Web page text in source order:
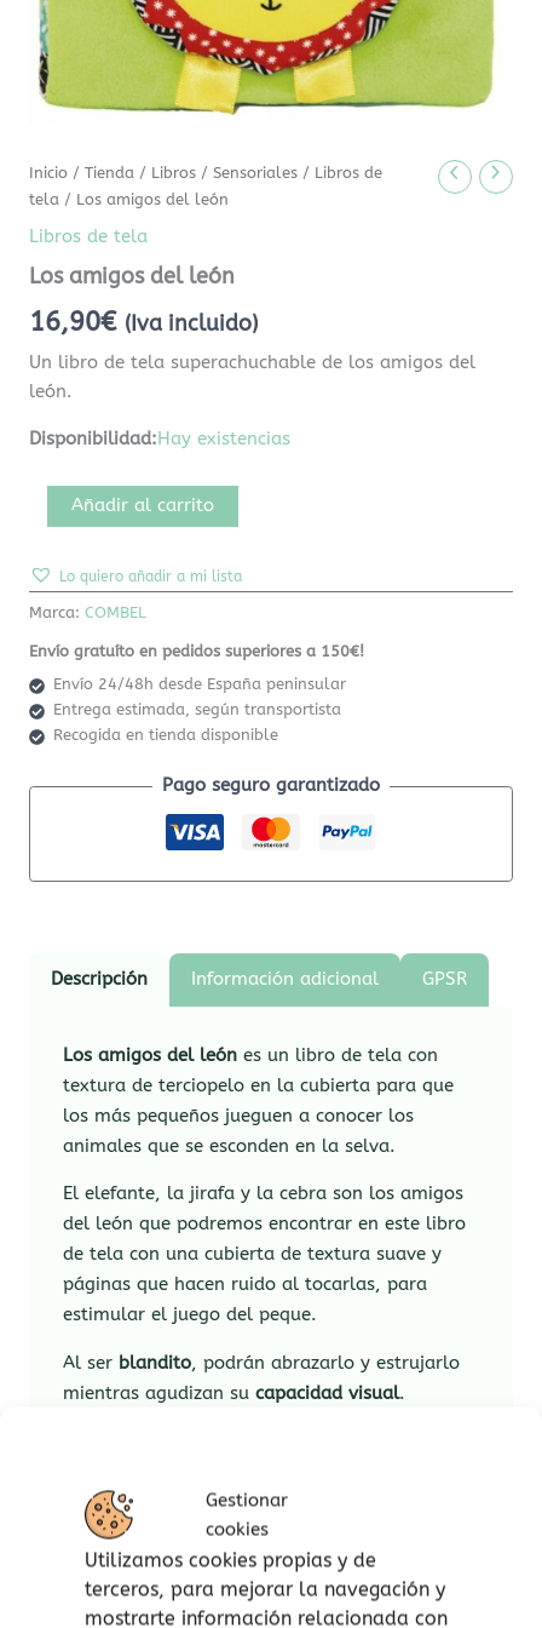
Gestionar
cookies
Utilizamos cookies propias y de
terceros, para mejorar la navegación y
mostrarte información relacionada con
Inicio /Tienda / Libros /Sensoriales / Libros de
tela / Los amigos del león
Libros de tela
Los amigos del león
16,90€ (Iva incluido)
Un libro de tela superachuchable de los amigos del
león.
Disponibilidad:Hay existencias
Añadir al carrito
Lo quiero añadir a mi lista
Marca:COMBEL
Envío gratuíto en pedidos superiores a 150€!
Envío 24/48h desde España peninsular
Entrega estimada, según transportista
Recogida en tienda disponible
Pago seguro garantizado
Descripción Información adicional GPSR
Los amigos del leónes un libro de tela con
textura de terciopelo en la cubierta para que
los más pequeños jueguen a conocer los
animales que se esconden en la selva.
El elefante, la jirafa y la cebra son los amigos
del león que podremos encontrar en este libro
de tela con una cubierta de textura suave y
páginas que hacen ruido al tocarlas, para
estimular el juego del peque.
Al ser blandito, podrán abrazarlo y estrujarlo
mientras agudizan sucapacidad visual.
descubrimientos.
Un regalo ideal pararecién nacidos.